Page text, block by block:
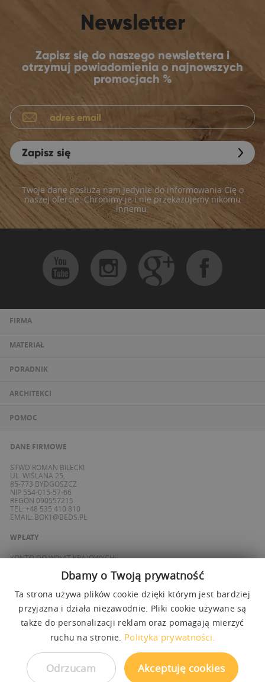
Newsletter
Zapisz się do naszego newslettera i
otrzymuj powiadomienia o najnowszych
promocjach %
Zapisz się
Twoje dane posłużą nam jedynie do informowania Cię o
naszej ofercie. Chronimy je i nie przekazujemy nikomu
innemu.
FIRMA
MATERIAŁ
PORADNIK
ARCHITEKCI
POMOC
DANE FIRMOWE
STWD ROMAN BILECKI
UL. WIŚLANA 25,
85-773 BYDGOSZCZ
NIP 554-015-57-66
REGON 090557215
TEL: +48 535 410 810
EMAIL: BOK1@BEDS.PL
WPŁATY
KONTO DO WPŁAT KRAJOWYCH:
69 1050 1139 1000 0090 8355 0765
KONTO DO WPŁAT SPOZA POLSKI / FOREIGN PAYMENTS:
BANK ING
PL 27 1050 1139 1000 0090 8358 3337
SWIFT: INGBPLPW
OBSŁUGUJEMY PŁATNOŚCI
Dbamy o Twoją prywatność
Ta strona używa plików cookie dzięki którym jest bardziej
przyjazna i działa niezawodnie. Pliki cookie używane są
także do personalizacji reklam oraz pomagają mierzyć
ruchu na stronie. Polityka prywatności.
Akceptuję cookies
Odrzucam